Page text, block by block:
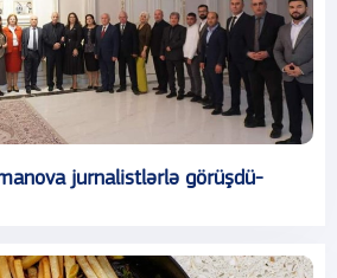
jurnalistlərlə görüşdü-